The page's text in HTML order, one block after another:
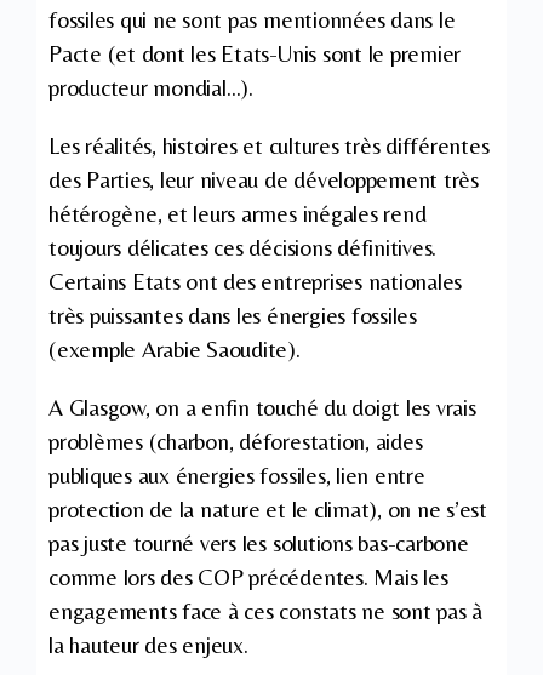
fossiles qui ne sont pas mentionnées dans le
Pacte (et dont les Etats-Unis sont le premier
producteur mondial…).
Les réalités, histoires et cultures très différentes
des Parties, leur niveau de développement très
hétérogène, et leurs armes inégales rend
toujours délicates ces décisions définitives.
Certains Etats ont des entreprises nationales
très puissantes dans les énergies fossiles
(exemple Arabie Saoudite).
A Glasgow, on a enfin touché du doigt les vrais
problèmes (charbon, déforestation, aides
publiques aux énergies fossiles, lien entre
protection de la nature et le climat), on ne s’est
pas juste tourné vers les solutions bas-carbone
comme lors des COP précédentes. Mais les
engagements face à ces constats ne sont pas à
la hauteur des enjeux.